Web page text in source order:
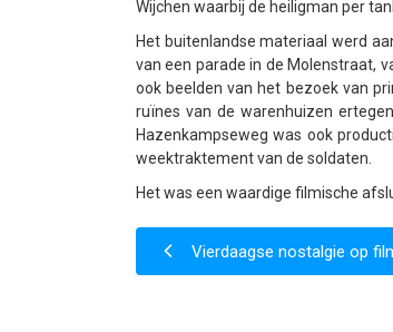
Wijchen waarbij de heiligman per
Het buitenlandse materiaal werd
van een parade in de Molenstraat,
ook beelden van het bezoek van
ruïnes van de warenhuizen
Hazenkampseweg was ook
weektraktement van de soldaten.
Het was een waardige filmische
Vierdaagse nostalgie op